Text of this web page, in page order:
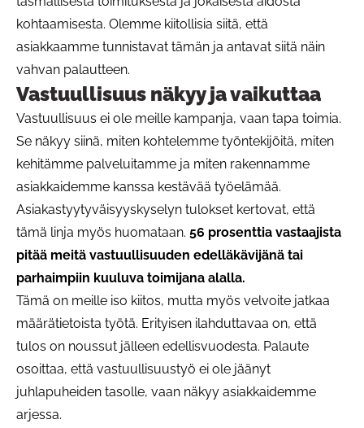
kohtaamisesta. Olemme kiitollisia siitä, että
asiakkaamme tunnistavat tämän ja antavat siitä näin
vahvan palautteen.
Vastuullisuus näkyy ja vaikuttaa
Vastuullisuus ei ole meille kampanja, vaan tapa toimia.
Se näkyy siinä, miten kohtelemme työntekijöitä, miten
kehitämme palveluitamme ja miten rakennamme
asiakkaidemme kanssa kestävää työelämää.
Asiakastyytyväisyyskyselyn tulokset kertovat, että
tämä linja myös huomataan. 56 prosenttia vastaajista
pitää meitä vastuullisuuden edelläkävijänä tai
parhaimpiin kuuluva toimijana alalla.
Tämä on meille iso kiitos, mutta myös velvoite jatkaa
määrätietoista työtä. Erityisen ilahduttavaa on, että
tulos on noussut jälleen edellisvuodesta. Palaute
osoittaa, että vastuullisuustyö ei ole jäänyt
juhlapuheiden tasolle, vaan näkyy asiakkaidemme
arjessa.